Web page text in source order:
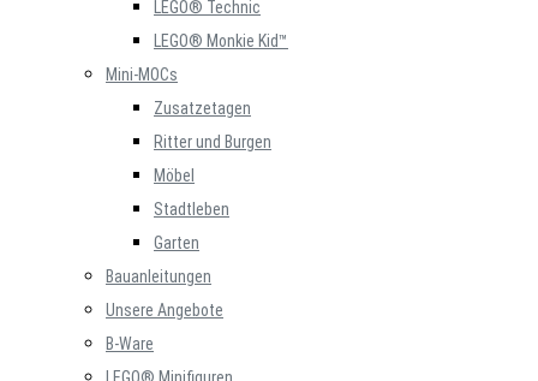
LEGO® Technic
LEGO® Monkie Kid™
Mini-MOCs
Zusatzetagen
Ritter und Burgen
Möbel
Stadtleben
Garten
Bauanleitungen
Unsere Angebote
B-Ware